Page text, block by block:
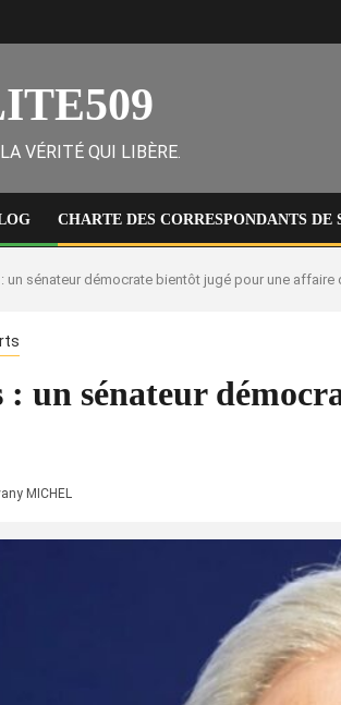
VÉRITÉ QUI LIBÈRE.
CHARTE DES CORRESPONDANTS DE
un sénateur démocrate bientôt jugé pour une affaire
: un sénateur
MICHEL